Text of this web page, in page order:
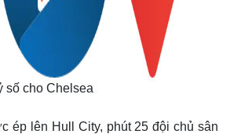
số cho Chelsea
ép lên Hull City, phút 25 đội chủ sân